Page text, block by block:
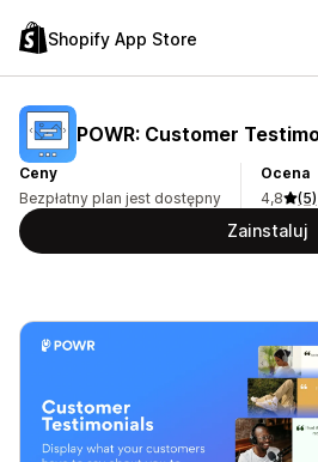
Shopify App Store
POWR: Customer
Ceny
Bezpłatny plan jest dostępny
Ocena
4,8
(5)
Zainstaluj